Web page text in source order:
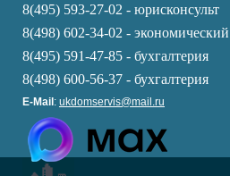
8(495) 593-27-02 - юрисконсульт
8(498) 602-34-02 -
8(495) 591-47-85 - бухгалтерия
8(498) 600-56-37 - бухгалтерия
E-Mail: ukdomservis@mail.ru